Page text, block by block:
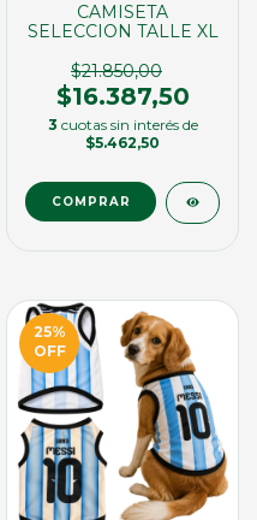
CAMISETA
SELECCION TALLE XL
$21.850,00
$16.387,50
3 cuotas sin interés de
$5.462,50
25%
OFF